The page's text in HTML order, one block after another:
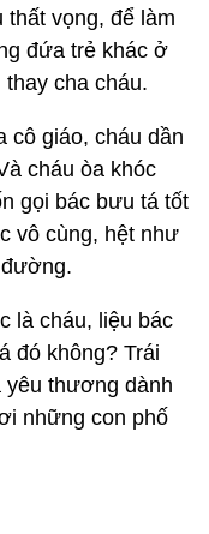
thất vọng, để làm
đứa trẻ khác ở
cha cháu.
cô giáo, cháu dần
cháu òa khóc
gọi bác bưu tá tốt
vô cùng, hệt như
là cháu, liệu bác
đó không? Trái
yêu thương dành
những con phố